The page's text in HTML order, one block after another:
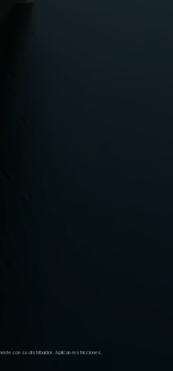
con su distribuidor. Aplican restricciones.